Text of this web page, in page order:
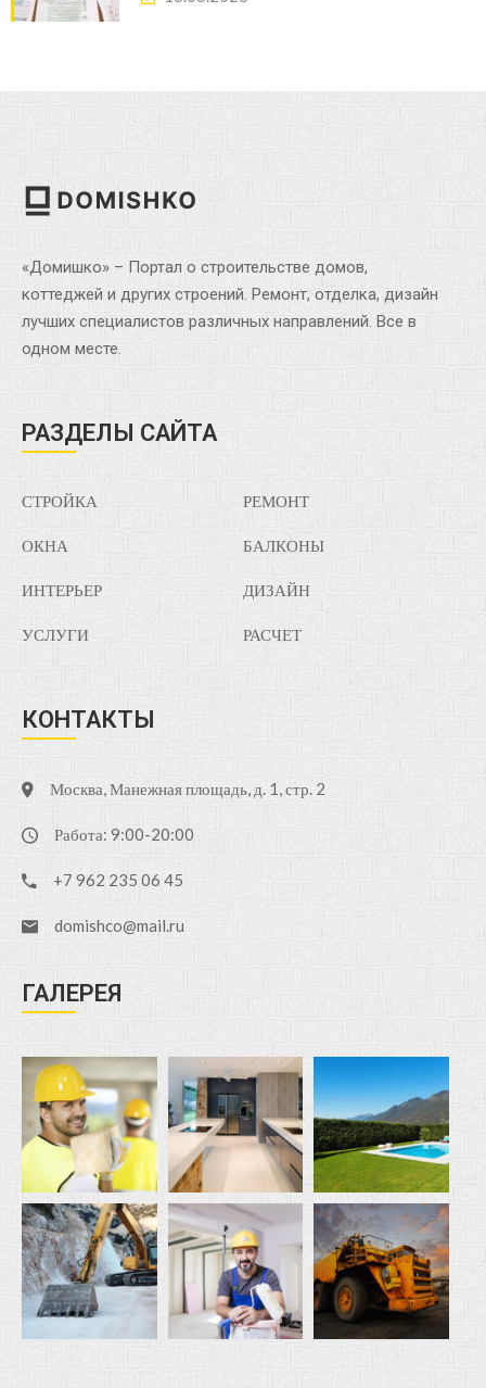
«Домишко» – Портал о строительстве домов,
коттеджей и других строений. Ремонт, отделка, дизайн
лучших специалистов различных направлений. Все в
одном месте.
РАЗДЕЛЫ САЙТА
СТРОЙКА
ОКНА
ИНТЕРЬЕР
УСЛУГИ
РЕМОНТ
БАЛКОНЫ
ДИЗАЙН
РАСЧЕТ
КОНТАКТЫ
Москва, Манежная площадь, д. 1, стр. 2
Работа: 9:00-20:00
+7 962 235 06 45
domishco@mail.ru
ГАЛЕРЕЯ